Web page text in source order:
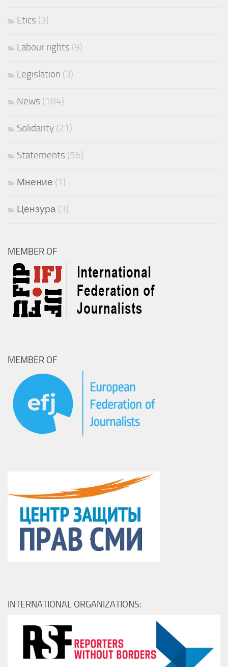
Etics (3)
Labour rights (9)
Legislation (3)
News (184)
Solidarity (21)
Statements (56)
Мнение (1)
Цензура (3)
MEMBER OF
MEMBER OF
INTERNATIONAL ORGANIZATIONS: